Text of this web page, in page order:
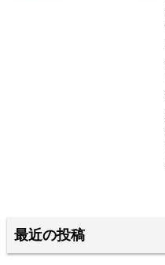
最近の投稿